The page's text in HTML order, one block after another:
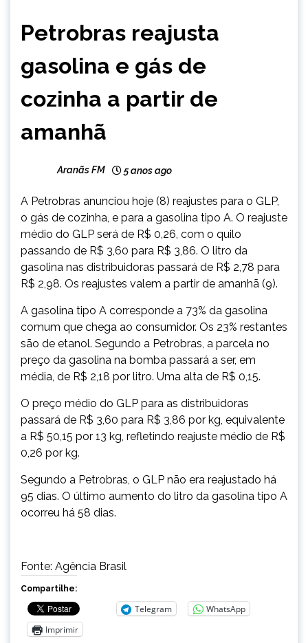
NOTÍCIAS
Petrobras reajusta
gasolina e gás de
cozinha a partir de
amanhã
Aranãs FM 5 anos ago
A Petrobras anunciou hoje (8) reajustes para o GLP,
o gás de cozinha, e para a gasolina tipo A. O reajuste
médio do GLP será de R$ 0,26, com o quilo
passando de R$ 3,60 para R$ 3,86. O litro da
gasolina nas distribuidoras passará de R$ 2,78 para
R$ 2,98. Os reajustes valem a partir de amanhã (9).
A gasolina tipo A corresponde a 73% da gasolina
comum que chega ao consumidor. Os 23% restantes
são de etanol. Segundo a Petrobras, a parcela no
preço da gasolina na bomba passará a ser, em
média, de R$ 2,18 por litro. Uma alta de R$ 0,15.
O preço médio do GLP para as distribuidoras
passará de R$ 3,60 para R$ 3,86 por kg, equivalente
a R$ 50,15 por 13 kg, refletindo reajuste médio de R$
0,26 por kg.
Segundo a Petrobras, o GLP não era reajustado há
95 dias. O último aumento do litro da gasolina tipo A
ocorreu há 58 dias.
Fonte: Agência Brasil
Compartilhe:
Telegram
WhatsApp
Imprimir